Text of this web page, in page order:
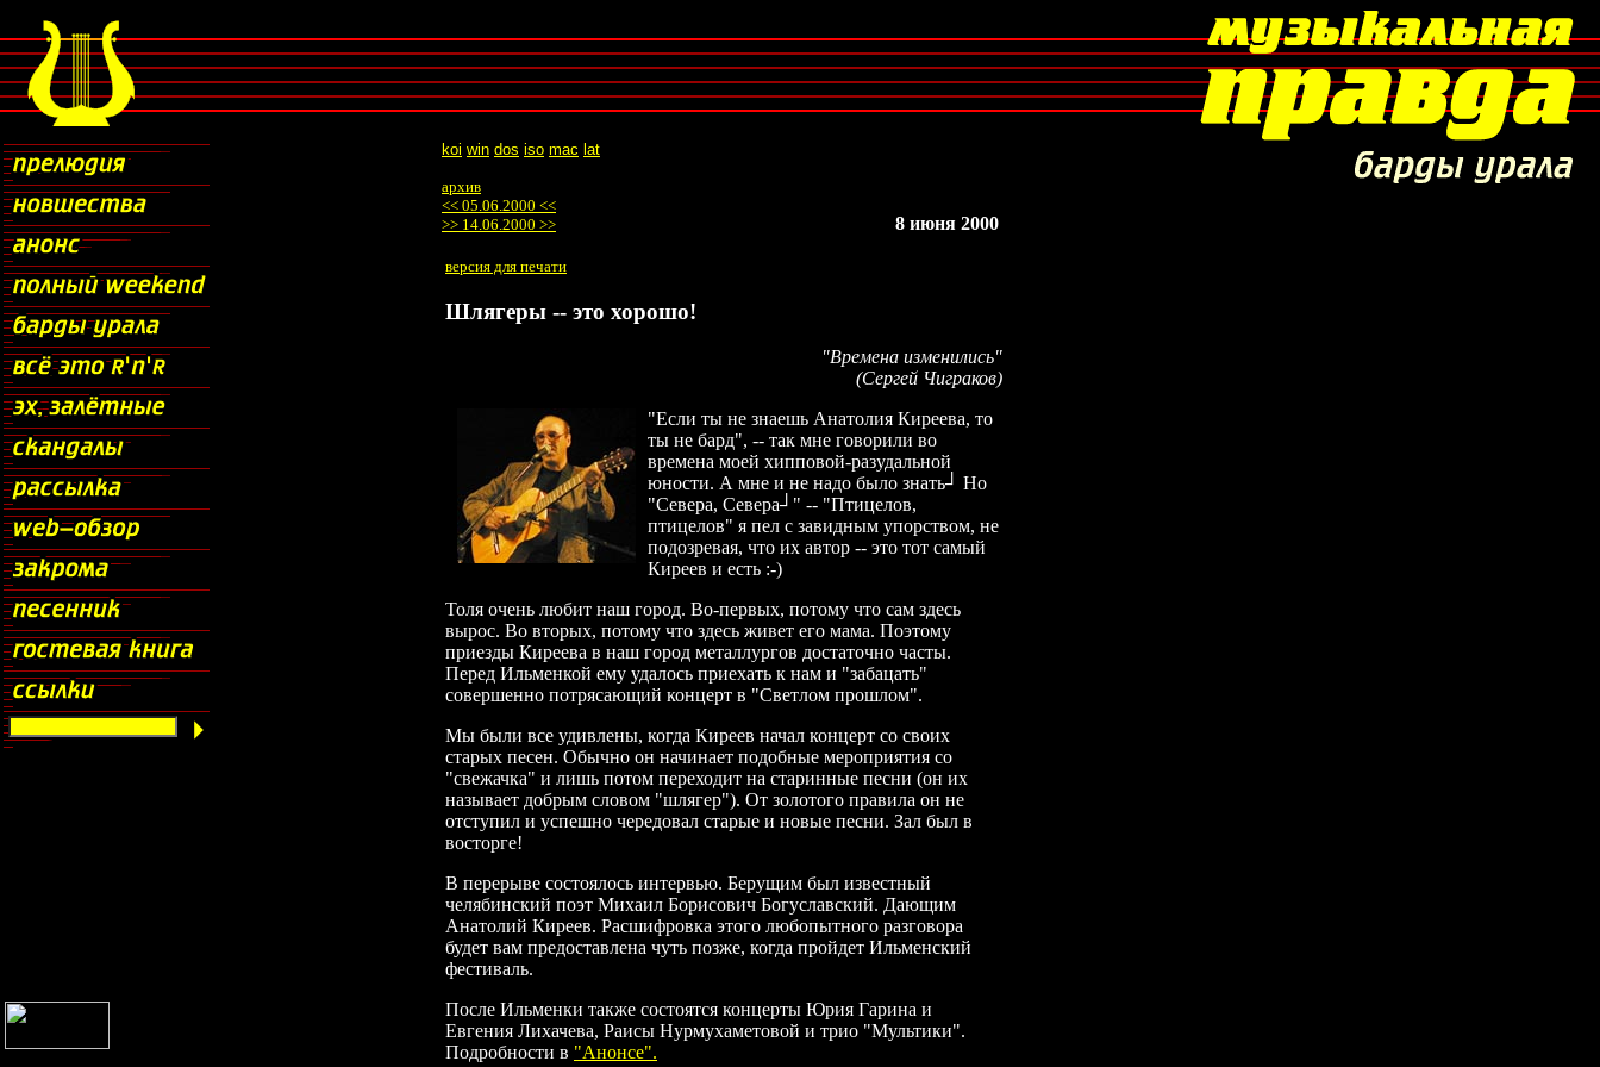
koi win dos iso mac lat
архив
<< 05.06.2000 <<
>> 14.06.2000 >>
8 июня 2000
версия для печати
Шлягеры -- это хорошо!
"Времена изменились"
(Сергей Чиграков)
"Если ты не знаешь Анатолия Киреева, то
ты не бард", -- так мне говорили во
времена моей хипповой-разудальной
юности. А мне и не надо было знать┘ Но
"Севера, Севера┘" -- "Птицелов,
птицелов" я пел с завидным упорством, не
подозревая, что их автор -- это тот самый
Киреев и есть :-)
Толя очень любит наш город. Во-первых, потому что сам здесь
вырос. Во вторых, потому что здесь живет его мама. Поэтому
приезды Киреева в наш город металлургов достаточно часты.
Перед Ильменкой ему удалось приехать к нам и "забацать"
совершенно потрясающий концерт в "Светлом прошлом".
Мы были все удивлены, когда Киреев начал концерт со своих
старых песен. Обычно он начинает подобные мероприятия со
"свежачка" и лишь потом переходит на старинные песни (он их
называет добрым словом "шлягер"). От золотого правила он не
отступил и успешно чередовал старые и новые песни. Зал был в
восторге!
В перерыве состоялось интервью. Берущим был известный
челябинский поэт Михаил Борисович Богуславский. Дающим
Анатолий Киреев. Расшифровка этого любопытного разговора
будет вам предоставлена чуть позже, когда пройдет Ильменский
фестиваль.
После Ильменки также состоятся концерты Юрия Гарина и
Евгения Лихачева, Раисы Нурмухаметовой и трио "Мультики".
Подробности в "Анонсе".